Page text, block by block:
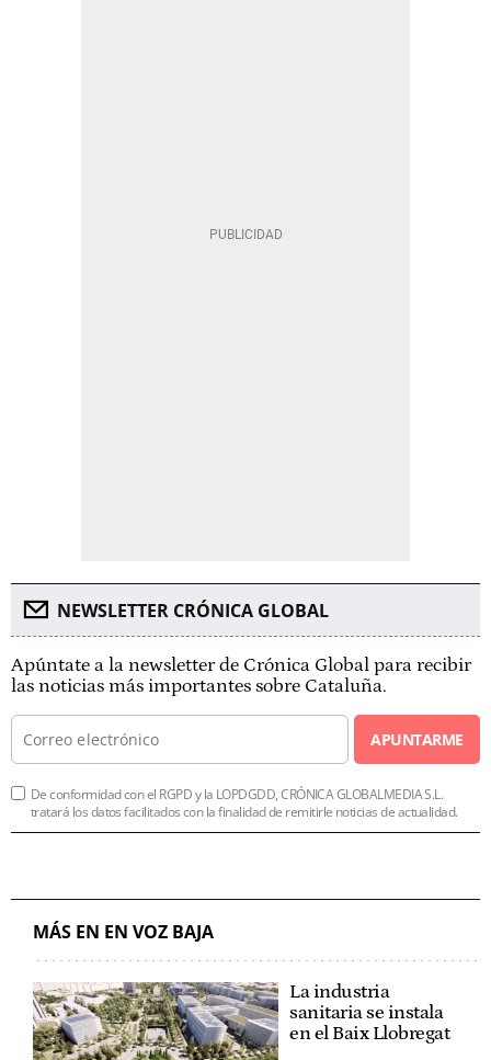
NEWSLETTER CRÓNICA GLOBAL
Apúntate a la newsletter de Crónica Global para recibir
las noticias más importantes sobre Cataluña.
APUNTARME
De conformidad con el RGPD y la LOPDGDD, CRÓNICA GLOBALMEDIA S.L.
tratará los datos facilitados con la finalidad de remitirle noticias de actualidad.
MÁS EN EN VOZ BAJA
La industria
sanitaria se instala
en el Baix Llobregat